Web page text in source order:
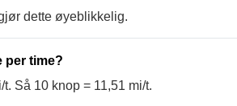
dette øyeblikkelig.
per time?
Så 10 knop = 11,51 mi/t.